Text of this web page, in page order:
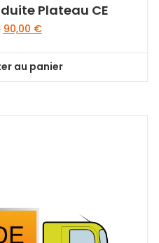
Plateau CE
Le
était :
90,00 €Le
est :
au panier